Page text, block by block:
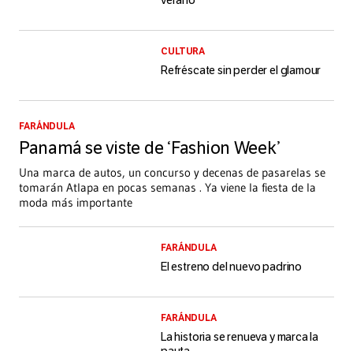
CULTURA
Refréscate sin perder el glamour
FARÁNDULA
Panamá se viste de ‘Fashion Week’
Una marca de autos, un concurso y decenas de pasarelas se
tomarán Atlapa en pocas semanas . Ya viene la fiesta de la
moda más importante
FARÁNDULA
El estreno del nuevo padrino
FARÁNDULA
La historia se renueva y marca la